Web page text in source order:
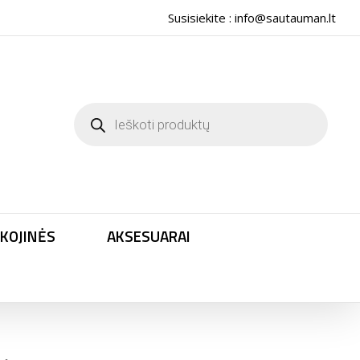
Susisiekite : info@sautauman.lt
search
KOJINĖS
AKSESUARAI